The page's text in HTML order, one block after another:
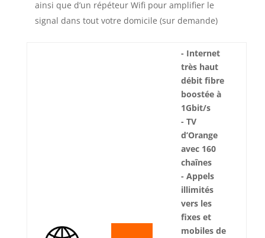
ainsi que d’un répéteur Wifi pour amplifier le
signal dans tout votre domicile (sur demande)
- Internet
très haut
débit fibre
boostée à
1Gbit/s
- TV
d’Orange
avec 160
chaînes
- Appels
illimités
vers les
fixes et
mobiles de